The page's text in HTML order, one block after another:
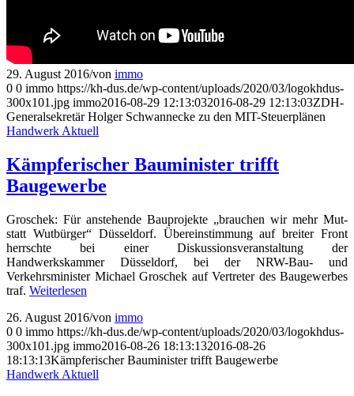
29. August 2016/von immo
0 0 immo https://kh-dus.de/wp-content/uploads/2020/03/logokhdus-
300x101.jpg immo2016-08-29 12:13:032016-08-29 12:13:03ZDH-
Generalsekretär Holger Schwannecke zu den MIT-Steuerplänen
Handwerk Aktuell
Kämpferischer Bauminister trifft
Baugewerbe
Groschek: Für anstehende Bauprojekte „brauchen wir mehr Mut-
statt Wutbürger“ Düsseldorf. Übereinstimmung auf breiter Front
herrschte bei einer Diskussionsveranstaltung der
Handwerkskammer Düsseldorf, bei der NRW-Bau- und
Verkehrsminister Michael Groschek auf Vertreter des Baugewerbes
traf. Weiterlesen
26. August 2016/von immo
0 0 immo https://kh-dus.de/wp-content/uploads/2020/03/logokhdus-
300x101.jpg immo2016-08-26 18:13:132016-08-26
18:13:13Kämpferischer Bauminister trifft Baugewerbe
Handwerk Aktuell